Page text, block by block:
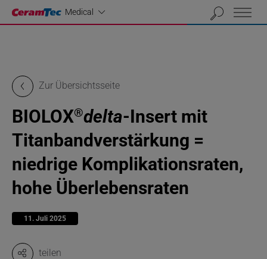
Medical
Industrial
Zur Übersichtsseite
BIOLOX®delta-Insert mit
Titanbandverstärkung =
niedrige Komplikationsraten,
hohe Überlebensraten
11. Juli 2025
teilen